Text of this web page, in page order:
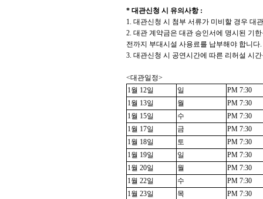
* 대관신청 시 유의사항 :
1. 대관신청 시 첨부 서류가 미비할 경우 대
2. 대관 계약금은 대관 승인서에 명시된 기
전까지 부대시설 사용료를 납부해야 합니다.
3. 대관신청 시 공연시간에 따른 리허설 시
<대관일정>
1월 12일 일
PM 7:30
1월 13일 월
PM 7:30
1월 15일 수
PM 7:30
1월 17일 금
PM 7:30
1월 18일 토
PM 7:30
1월 19일 일
PM 7:30
1월 20일 월
PM 7:30
1월 22일 수
PM 7:30
1월 23일 목
PM 7:30